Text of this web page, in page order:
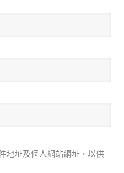
地址及個人網站網址，以供